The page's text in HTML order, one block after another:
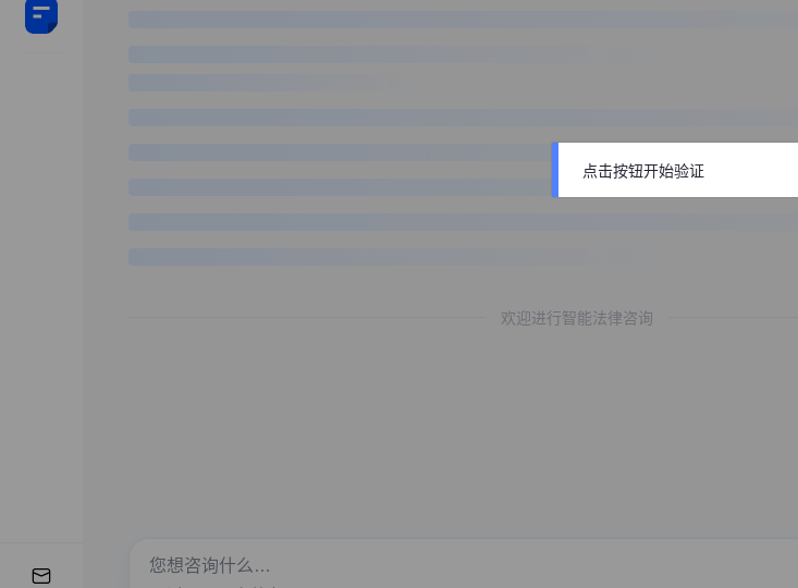
欢迎进行智能法律咨询
点击按钮开始验证